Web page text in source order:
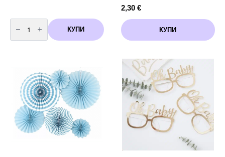
количество
за
Парти
Гирлянд
КУПИ
2,30 €
КУПИ